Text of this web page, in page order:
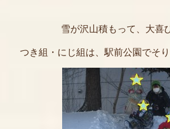
雪が沢山積もって、大喜
つき組・にじ組は、駅前公園でそ